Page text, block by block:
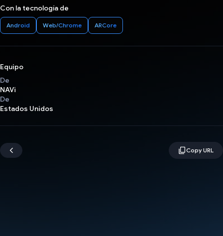
Con la tecnología de
Android Web/Chrome ARCore
Equipo
De
NAVi
De
Estados Unidos